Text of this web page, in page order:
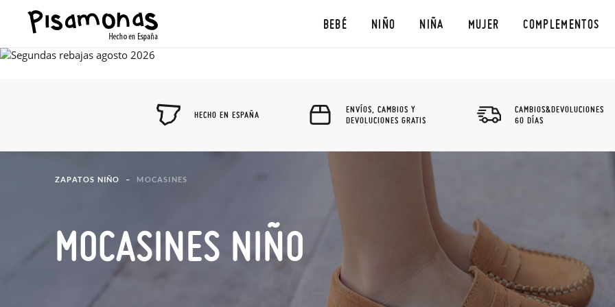
BEBÉ NIÑO NIÑA MUJER COMPLEMENTOS
HECHO EN ESPAÑA
ENVÍOS, CAMBIOS Y
DEVOLUCIONES GRATIS
CAMBIOS&DEVOLUCIONES
60 DÍAS
ZAPATOS NIÑO MOCASINES
MOCASINES NIÑO